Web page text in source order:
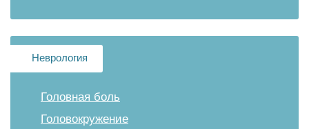
Неврология
Головная боль
Головокружение